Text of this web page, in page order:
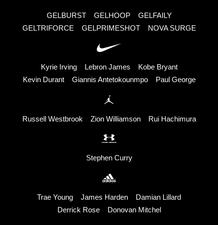
GELBURST GELHOOP
GELFAILY
GELTRIFORCE
GELPRIMESHOT NOVA SURGE
Kyrie Irving Lebron James
Kobe Bryant
Kevin Durant
Giannis Antetokounmpo Paul George
Russell Westbrook Zion Williamson Rui Hachimura
Stephen Curry
Trae Young James Harden
Damian Lillard
Derrick Rose
Donovan Mitchel